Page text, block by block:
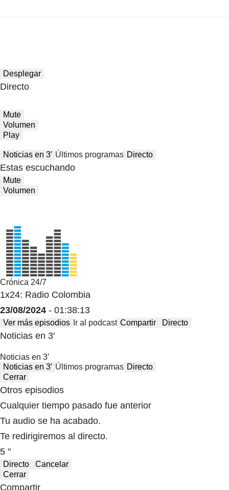
Desplegar
Directo
Mute
Volumen
Play
Noticias en 3′ Últimos programas Directo
Estas escuchando
Mute
Volumen
Crónica 24/7
1x24: Radio Colombia
23/08/2024 - 01:38:13
Ver más episodios Ir al podcast Compartir Directo
Noticias en 3′
Noticias en 3′
Noticias en 3′ Últimos programas Directo
Cerrar
Otros episodios
Cualquier tiempo pasado fue anterior
Tu audio se ha acabado.
Te redirigiremos al directo.
5 "
Directo
Cancelar
Cerrar
Compartir